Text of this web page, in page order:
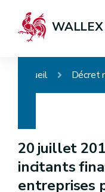
WALLEX
Accueil
20 juillet
incitants
entreprises